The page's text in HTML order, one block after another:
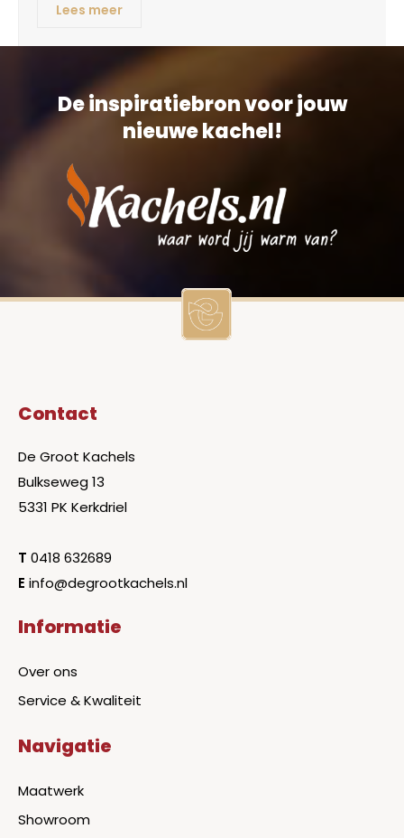
Lees meer
De inspiratiebron voor jouw
nieuwe kachel!
Contact
De Groot Kachels
Bulkseweg 13
5331 PK Kerkdriel
T 0418 632689
E info@degrootkachels.nl
Informatie
Over ons
Service & Kwaliteit
Navigatie
Maatwerk
Showroom